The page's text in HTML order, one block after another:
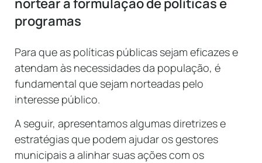
programas
Para que as políticas públicas sejam eficazes e
atendam às necessidades da população, é
fundamental que sejam norteadas pelo
interesse público.
A seguir, apresentamos algumas diretrizes e
estratégias que podem ajudar os gestores
municipais a alinhar suas ações com os